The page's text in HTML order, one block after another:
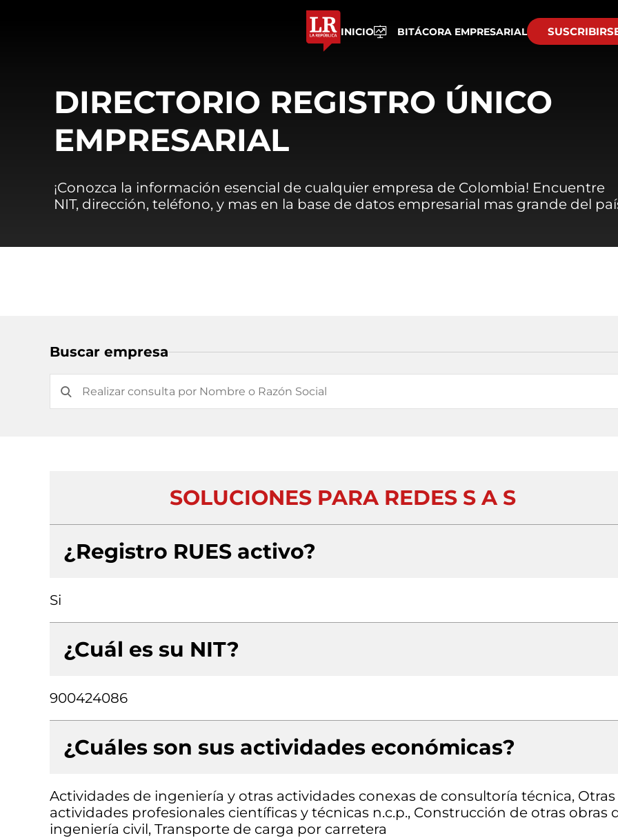
INICIO BITÁCORA EMPRESARIAL
DIRECTORIO REGISTRO ÚNICO
EMPRESARIAL
¡Conozca la información esencial de cualquier empresa de Colombia! Encuentre
NIT, dirección, teléfono, y mas en la base de datos empresarial mas grande del
Buscar empresa
SOLUCIONES PARA REDES S A S
¿Registro RUES activo?
Si
¿Cuál es su NIT?
900424086
¿Cuáles son sus actividades económicas?
Actividades de ingeniería y otras actividades conexas de consultoría técnica, Otras
actividades profesionales científicas y técnicas n.c.p., Construcción de otras obras
ingeniería civil, Transporte de carga por carretera